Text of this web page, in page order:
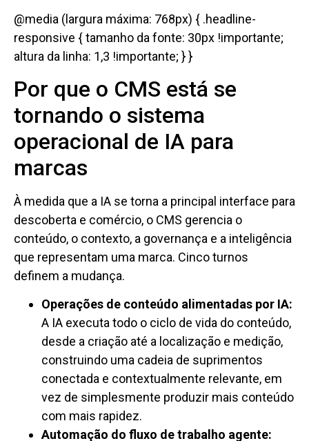
@media (largura máxima: 768px) { .headline-
responsive { tamanho da fonte: 30px !importante;
altura da linha: 1,3 !importante; } }
Por que o CMS está se
tornando o sistema
operacional de IA para
marcas
À medida que a IA se torna a principal interface para
descoberta e comércio, o CMS gerencia o
conteúdo, o contexto, a governança e a inteligência
que representam uma marca. Cinco turnos
definem a mudança.
Operações de conteúdo alimentadas por IA:
A IA executa todo o ciclo de vida do conteúdo,
desde a criação até a localização e medição,
construindo uma cadeia de suprimentos
conectada e contextualmente relevante, em
vez de simplesmente produzir mais conteúdo
com mais rapidez.
Automação do fluxo de trabalho agente: